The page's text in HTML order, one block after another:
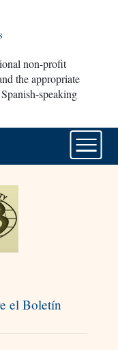
non-profit
the appropriate
speaking
el Boletín